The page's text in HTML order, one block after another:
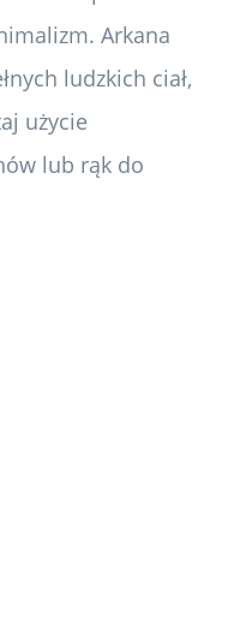
Arkana
ludzkich ciał,
użycie
lub rąk do